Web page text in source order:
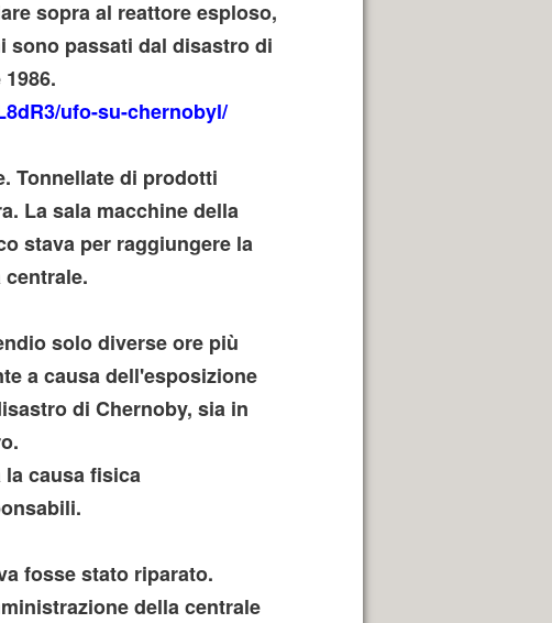
sopra al reattore esploso,
sono passati dal disastro di
ufo-su-chernobyl/
Tonnellate di prodotti
La sala macchine della
stava per raggiungere la
solo diverse ore più
a causa dell'esposizione
di Chernoby, sia in
causa fisica
fosse stato riparato.
della centrale